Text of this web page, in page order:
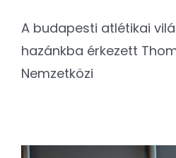
A budapesti atlétikai
hazánkba érkezett
Nemzetközi